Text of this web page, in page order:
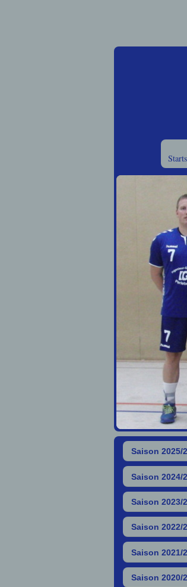
Saison 2025/
Saison 2024/
Saison 2023/
Saison 2022/
Saison 2021/
Saison 2020/